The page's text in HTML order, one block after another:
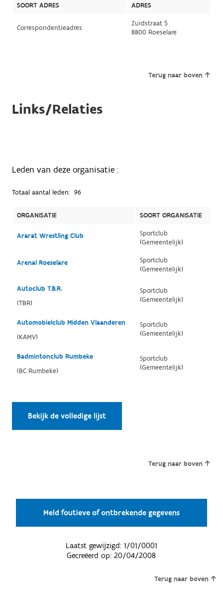
SOORT ADRES ADRES
Correspondentieadres
Zuidstraat 5
8800 Roeselare
Terug naar boven
Links/Relaties
Leden van deze organisatie :
Totaal aantal leden: 96
ORGANISATIE SOORT ORGANISATIE
Ararat Wrestling Club
Sportclub
(Gemeentelijk)
Arenal Roeselare
Sportclub
(Gemeentelijk)
Autoclub T.B.R.
(TBR)
Sportclub
(Gemeentelijk)
Automobielclub Midden Vlaanderen
(KAMV)
Sportclub
(Gemeentelijk)
Badmintonclub Rumbeke
(BC Rumbeke)
Sportclub
(Gemeentelijk)
Bekijk de volledige lijst
Terug naar boven
Meld foutieve of ontbrekende gegevens
Laatst gewijzigd: 1/01/0001
Gecreëerd op:20/04/2008
Terug naar boven